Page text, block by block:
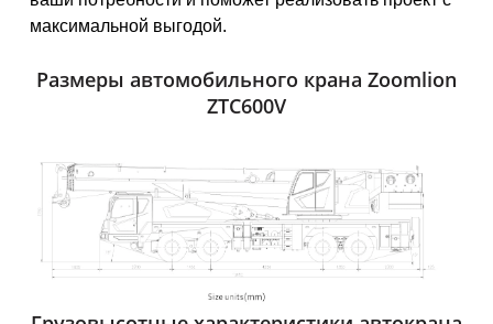
максимальной выгодой.
Размеры автомобильного крана Zoomlion
ZTC600V